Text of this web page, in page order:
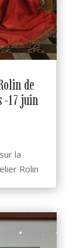
de
-17 juin
la
Rolin